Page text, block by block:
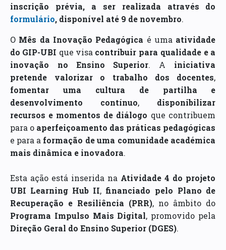
inscrição prévia, a ser realizada através do
formulário, disponível até 9 de novembro.
O Mês da Inovação Pedagógica é uma atividade
do GIP-UBI que visa contribuir para qualidade e a
inovação no Ensino Superior. A iniciativa
pretende valorizar o trabalho dos docentes,
fomentar uma cultura de partilha e
desenvolvimento contínuo, disponibilizar
recursos e momentos de diálogo que contribuem
para o aperfeiçoamento das práticas pedagógicas
e para a formação de uma comunidade académica
mais dinâmica e inovadora.
Esta ação está inserida na Atividade 4 do projeto
UBI Learning Hub II, financiado pelo Plano de
Recuperação e Resiliência (PRR), no âmbito do
Programa Impulso Mais Digital, promovido pela
Direção Geral do Ensino Superior (DGES).